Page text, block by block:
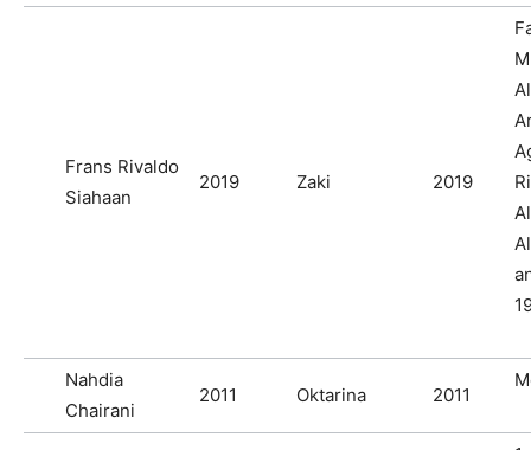
Frans Rivaldo
Siahaan
2019 Zaki 2019
Nahdia
Chairani
2011 Oktarina 2011